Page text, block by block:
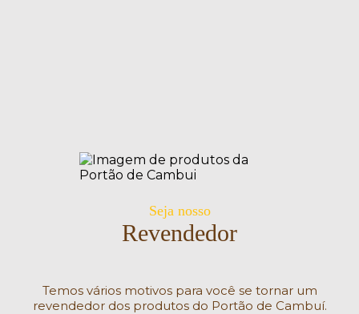
Seja nosso
Revendedor
Temos vários motivos para você se tornar um
revendedor dos produtos do Portão de Cambuí.